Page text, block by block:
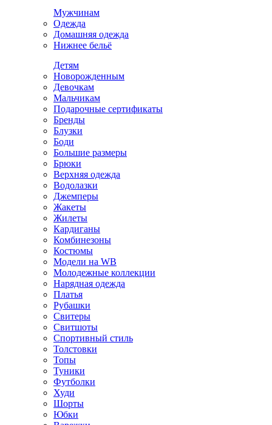
Мужчинам
Одежда
Домашняя одежда
Нижнее бельё
Детям
Новорожденным
Девочкам
Мальчикам
Подарочные сертификаты
Бренды
Блузки
Боди
Большие размеры
Брюки
Верхняя одежда
Водолазки
Джемперы
Жакеты
Жилеты
Кардиганы
Комбинезоны
Костюмы
Модели на WB
Молодежные коллекции
Нарядная одежда
Платья
Рубашки
Свитеры
Свитшоты
Спортивный стиль
Толстовки
Топы
Туники
Футболки
Худи
Шорты
Юбки